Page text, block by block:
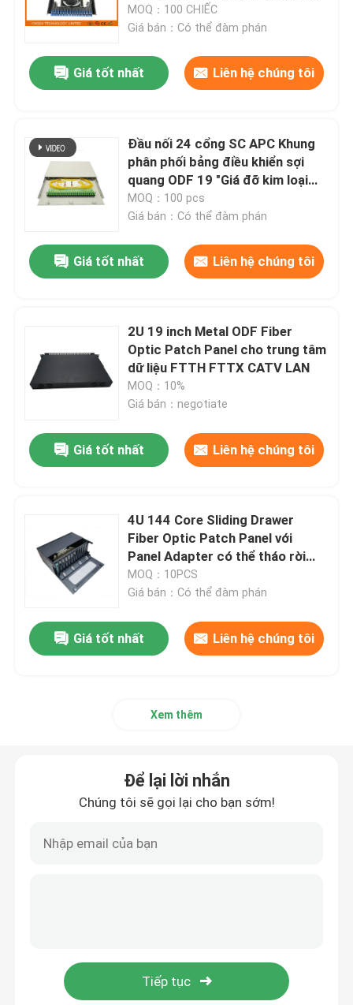
Bộ cài đặt cáp
Cáp AOC
WDM CWDM DWDM
GPSM-1U / 2U / 4U
MOQ：100 CHIẾC
Giá bán：Có thể đàm phán
Giá tốt nhất Liên hệ chúng tôi
Đầu nối 24 cổng SC APC Khung
phân phối bảng điều khiển sợi
quang ODF 19 "Giá đỡ kim loại
trắng
MOQ：100 pcs
Giá bán：Có thể đàm phán
Giá tốt nhất Liên hệ chúng tôi
2U 19 inch Metal ODF Fiber
Optic Patch Panel cho trung tâm
dữ liệu FTTH FTTX CATV LAN
MOQ：10%
Giá bán：negotiate
Giá tốt nhất Liên hệ chúng tôi
4U 144 Core Sliding Drawer
Fiber Optic Patch Panel với
Panel Adapter có thể tháo rời
19in
MOQ：10PCS
Giá bán：Có thể đàm phán
Giá tốt nhất Liên hệ chúng tôi
Xem thêm
Để lại lời nhắn
Chúng tôi sẽ gọi lại cho bạn sớm!